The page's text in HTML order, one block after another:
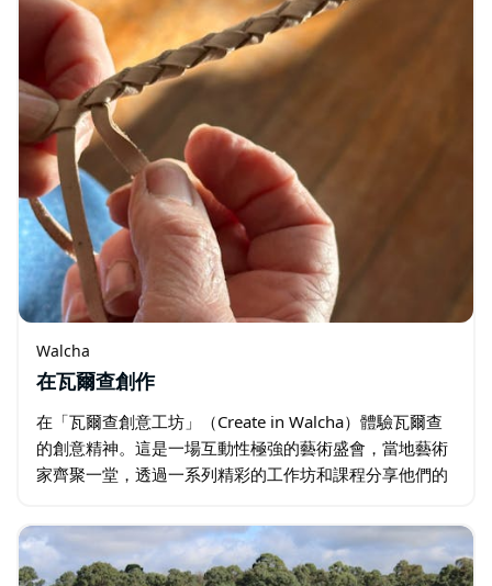
Walcha
在瓦爾查創作
在「瓦爾查創意工坊」（Create in Walcha）體驗瓦爾查
的創意精神。這是一場互動性極強的藝術盛會，當地藝術
家齊聚一堂，透過一系列精彩的工作坊和課程分享他們的